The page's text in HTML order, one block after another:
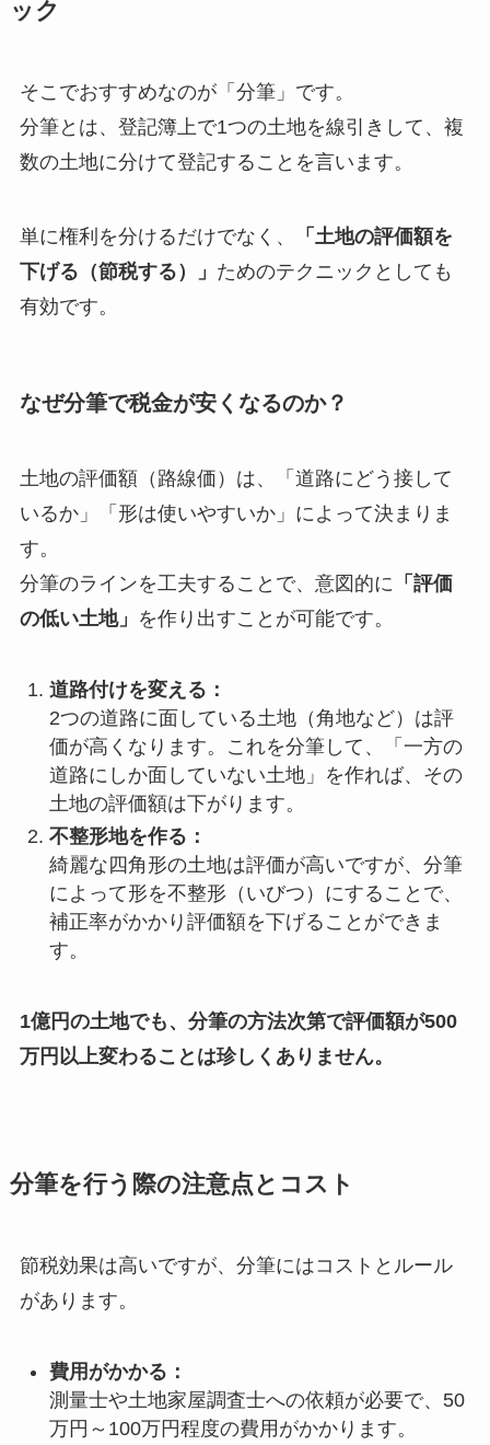
ック
そこでおすすめなのが「分筆」です。
分筆とは、登記簿上で1つの土地を線引きして、複
数の土地に分けて登記することを言います。
単に権利を分けるだけでなく、
「土地の評価額を
下げる（節税する）」 ためのテクニックとしても
有効です。
なぜ分筆で税金が安くなるのか？
土地の評価額（路線価）は、「道路にどう接して
いるか」「形は使いやすいか」によって決まりま
す。
分筆のラインを工夫することで、意図的に 「評価
の低い土地」 を作り出すことが可能です。
道路付けを変える：
2つの道路に面している土地（角地など）は評
価が高くなります。これを分筆して、「一方の
道路にしか面していない土地」を作れば、その
土地の評価額は下がります。
不整形地を作る：
綺麗な四角形の土地は評価が高いですが、分筆
によって形を不整形（いびつ）にすることで、
補正率がかかり評価額を下げることができま
す。
1億円の土地でも、分筆の方法次第で評価額が500
万円以上変わることは珍しくありません。
分筆を行う際の注意点とコスト
節税効果は高いですが、分筆にはコストとルール
があります。
費用がかかる：
測量士や土地家屋調査士への依頼が必要で、50
万円～100万円程度の費用がかかります。